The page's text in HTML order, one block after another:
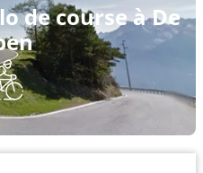
de course à De